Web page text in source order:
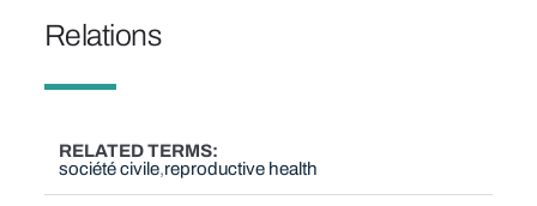
Relations
RELATED TERMS
société civile reproductive health